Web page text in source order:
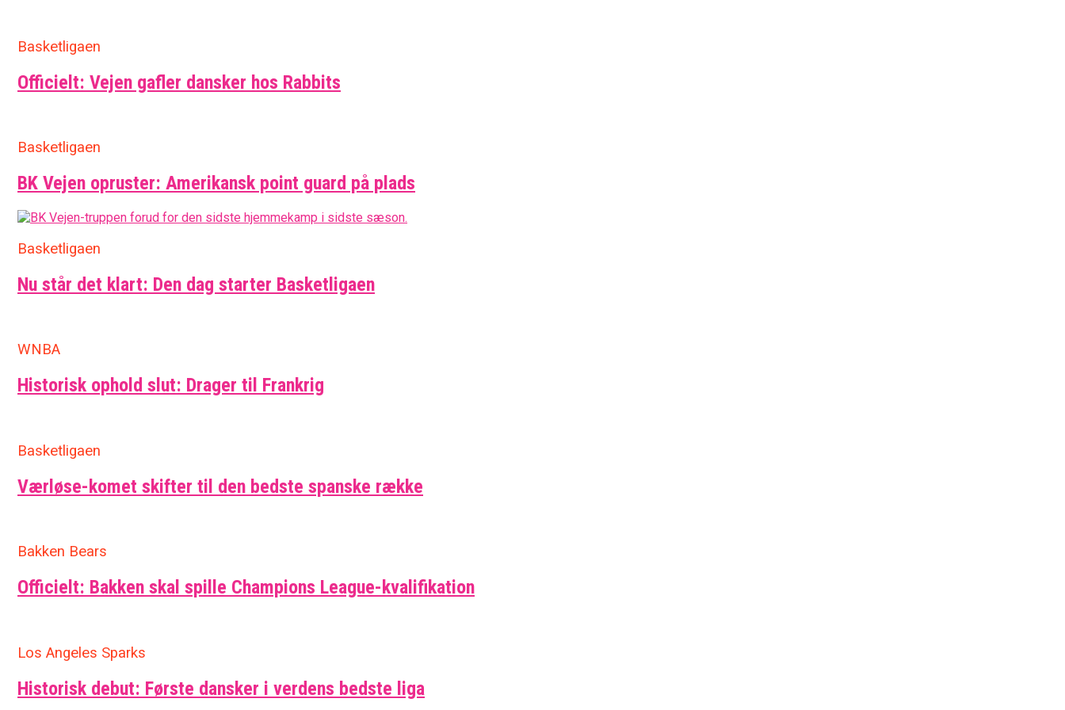
Basketligaen
Officielt: Vejen gafler dansker hos Rabbits
Basketligaen
BK Vejen opruster: Amerikansk point guard på plads
Basketligaen
Nu står det klart: Den dag starter Basketligaen
WNBA
Historisk ophold slut: Drager til Frankrig
Basketligaen
Værløse-komet skifter til den bedste spanske række
Bakken Bears
Officielt: Bakken skal spille Champions League-kvalifikation
Los Angeles Sparks
Historisk debut: Første dansker i verdens bedste liga